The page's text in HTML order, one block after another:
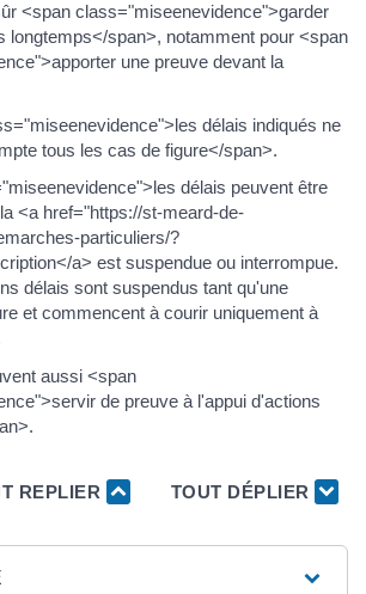
<span class="miseenevidence">garder
longtemps</span>, notamment pour <span
une preuve devant la
délais indiqués ne
tous les cas de figure</span>.
délais peuvent être
<a href="https://st-meard-de-
particuliers/?
a> est suspendue ou interrompue.
délais sont suspendus tant qu'une
et commencent à courir uniquement à
aussi <span
de preuve à l'appui d'actions
REPLIER TOUT DÉPLIER